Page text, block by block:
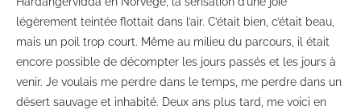
légèrement teintée flottait dans l’air. C’était bien, c’était beau,
mais un poil trop court. Même au milieu du parcours, il était
encore possible de décompter les jours passés et les jours à
venir. Je voulais me perdre dans le temps, me perdre dans un
désert sauvage et inhabité. Deux ans plus tard, me voici en